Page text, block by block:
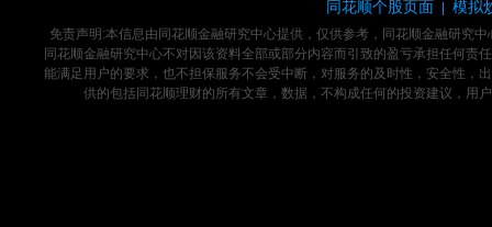
同花顺个股页面 模拟
免责声明:本信息由同花顺金融研究中心提供，仅供参考，同花顺金融研究
同花顺金融研究中心不对因该资料全部或部分内容而引致的盈亏承担任何
能满足用户的要求，也不担保服务不会受中断，对服务的及时性，安全性，
供的包括同花顺理财的所有文章，数据，不构成任何的投资建议，用